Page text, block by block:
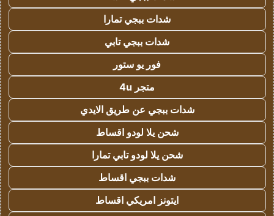
شدات ببجي تمارا
شدات ببجي تابي
فور يو ستور
متجر 4u
شدات ببجي عن طريق الايدي
شحن يلا لودو اقساط
شحن يلا لودو تابي تمارا
شدات ببجي اقساط
ايتونز امريكي اقساط